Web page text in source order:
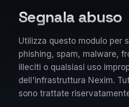
Segnala abuso
Utilizza questo modulo per
phishing, spam, malware,
illeciti o qualsiasi uso
dell'infrastruttura Nexim.
sono trattate